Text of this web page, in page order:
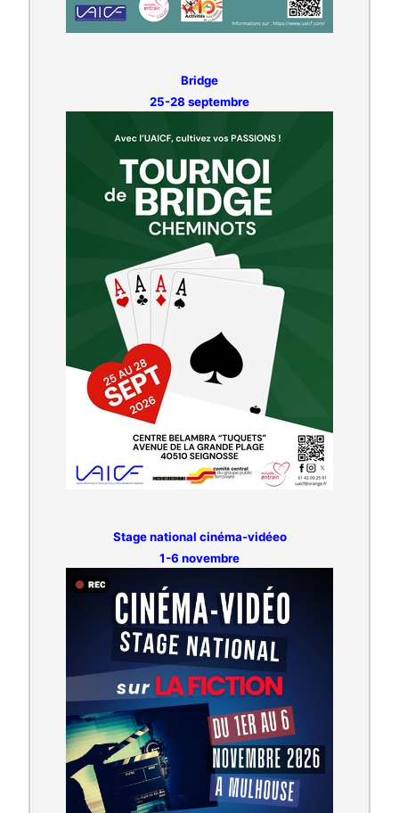
Bridge
25-28 septembre
Stage national cinéma-vidéeo
1-6 novembre